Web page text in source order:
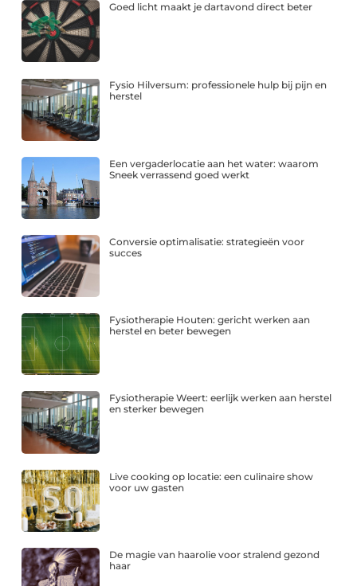
Goed licht maakt je dartavond direct beter
Fysio Hilversum: professionele hulp bij pijn en
herstel
Een vergaderlocatie aan het water: waarom
Sneek verrassend goed werkt
Conversie optimalisatie: strategieën voor
succes
Fysiotherapie Houten: gericht werken aan
herstel en beter bewegen
Fysiotherapie Weert: eerlijk werken aan herstel
en sterker bewegen
Live cooking op locatie: een culinaire show
voor uw gasten
De magie van haarolie voor stralend gezond
haar